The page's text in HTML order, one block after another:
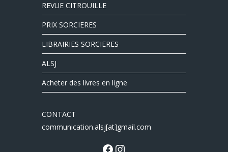
REVUE CITROUILLE
PRIX SORCIERES
LIBRAIRIES SORCIERES
ALSJ
Acheter des livres en ligne
CONTACT
communication.alsj[at]gmail.com